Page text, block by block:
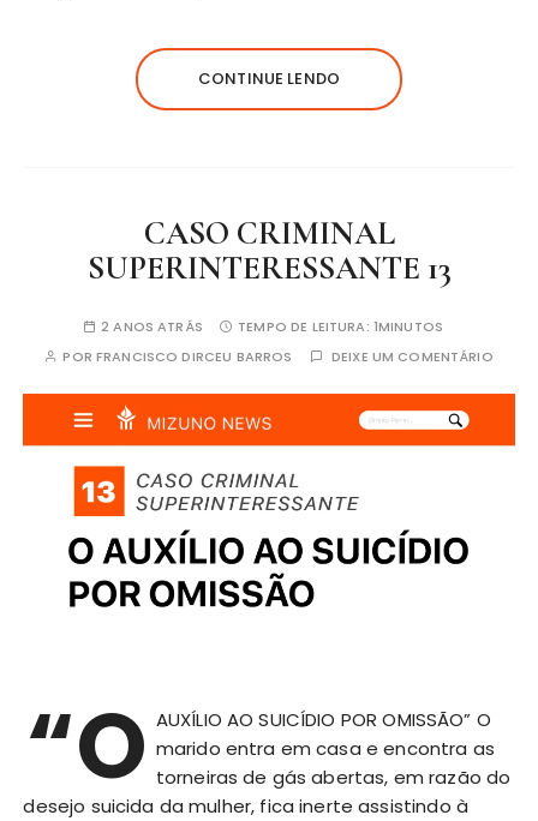
CONTINUE LENDO
CASO CRIMINAL
SUPERINTERESSANTE 13
2 ANOS ATRÁS TEMPO DE LEITURA: 1MINUTOS
POR FRANCISCO DIRCEU BARROS DEIXE UM COMENTÁRIO
“O AUXÍLIO AO SUICÍDIO POR OMISSÃO” O
marido entra em casa e encontra as
torneiras de gás abertas, em razão do
desejo suicida da mulher, fica inerte assistindo à